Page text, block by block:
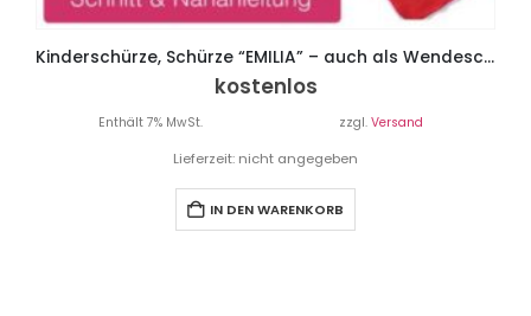
Kinderschürze, Schürze “EMILIA” – auch als Wendeschürze
kostenlos
Enthält 7% MwSt. zzgl. Versand
Lieferzeit: nicht angegeben
IN DEN WARENKORB